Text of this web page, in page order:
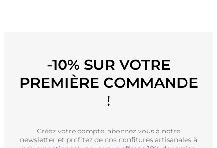
-10% SUR VOTRE
PREMIÈRE COMMANDE
!
Créez votre compte, abonnez vous à notre
newsletter et profitez de nos confitures artisanales à